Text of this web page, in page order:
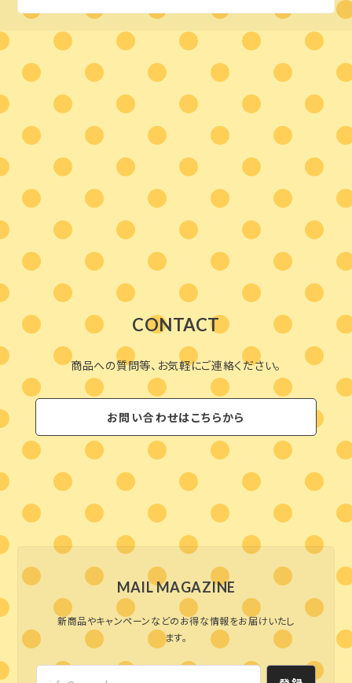
CONTACT
商品への質問等、お気軽にご連絡ください。
お問い合わせはこちらから
MAIL MAGAZINE
新商品やキャンペーンなどのお得な情報をお届けいたし
ます。